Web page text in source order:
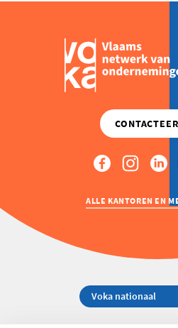
ALLE KANTOREN EN